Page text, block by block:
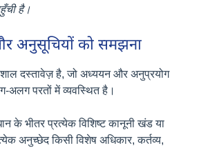
है।
अनुसूचियों को समझना
दस्तावेज़ है, जो अध्ययन और अनुप्रयोग
अलग परतों में व्यवस्थित है।
के भीतर प्रत्येक विशिष्ट कानूनी खंड या
अनुच्छेद किसी विशेष अधिकार, कर्तव्य,